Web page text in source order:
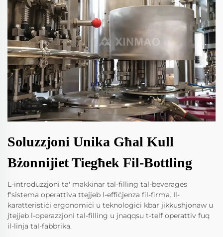
Soluzzjoni Unika Għal Kull
Bżonnijiet Tiegħek Fil-Bottling
L-introduzzjoni ta' makkinar tal-filling tal-beverages
f'sistema operattiva ttejjeb l-effiċjenza fil-firma. Il-
karatteristiċi ergonomiċi u teknoloġiċi kbar jikkushjonaw u
jtejjeb l-operazzjoni tal-filling u jnaqqsu t-telf operattiv fuq
il-linja tal-fabbrika.